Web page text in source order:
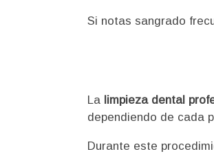
Si notas sangrado
La limpieza dental
dependiendo de cada
Durante este